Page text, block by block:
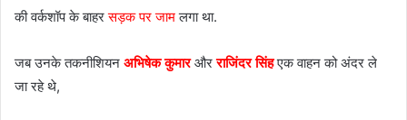
की वर्कशॉप के बाहरसड़क पर जामलगा था.
जब उनके तकनीशियन अभिषेक कुमारऔरराजिंदर सिंहएक वाहन को अंदर ले
जा रहे थे,